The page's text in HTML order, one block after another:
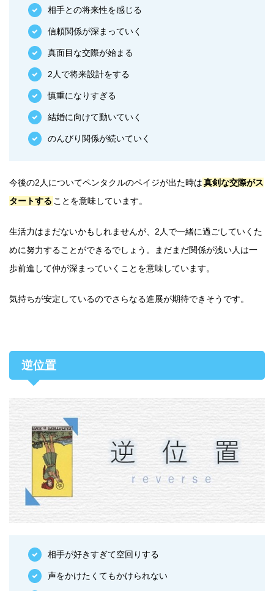
相手との将来性を感じる
信頼関係が深まっていく
真面目な交際が始まる
2人で将来設計をする
慎重になりすぎる
結婚に向けて動いていく
のんびり関係が続いていく
今後の2人についてペンタクルのペイジが出た時は真剣な交際がス
タートする ことを意味しています。
生活力はまだないかもしれませんが、2人で一緒に過ごしていくた
めに努力することができるでしょう。まだまだ関係が浅い人は一
歩前進して仲が深まっていくことを意味しています。
気持ちが安定しているのでさらなる進展が期待できそうです。
逆位置
相手が好きすぎて空回りする
声をかけたくてもかけられない